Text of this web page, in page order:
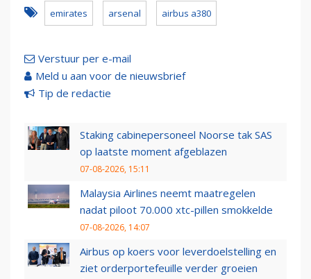
emirates arsenal airbus a380
Verstuur per e-mail
Meld u aan voor de nieuwsbrief
Tip de redactie
Staking cabinepersoneel Noorse tak SAS
op laatste moment afgeblazen
07-08-2026, 15:11
Malaysia Airlines neemt maatregelen
nadat piloot 70.000 xtc-pillen smokkelde
07-08-2026, 14:07
Airbus op koers voor leverdoelstelling en
ziet orderportefeuille verder groeien